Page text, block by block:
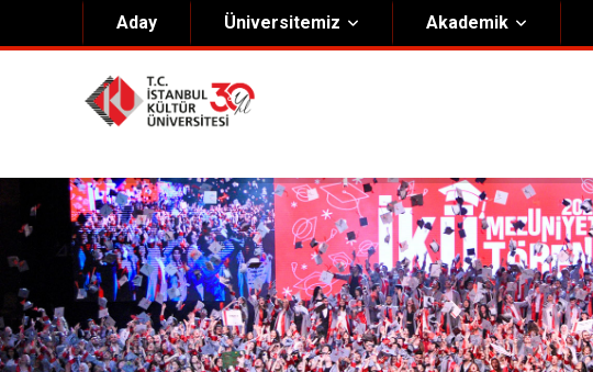
Aday Üniversitemiz
Hakkımızda
Genel Bilgiler
Misyon & Vizyon
Kültür Koleji Vakfı ( KEV )
Akıngüç Ödülü
İKÜ Ödülleri
Rektörlük
Organizasyon Şeması
Akademik